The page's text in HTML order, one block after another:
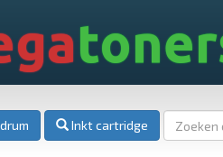
Inkt cartridge